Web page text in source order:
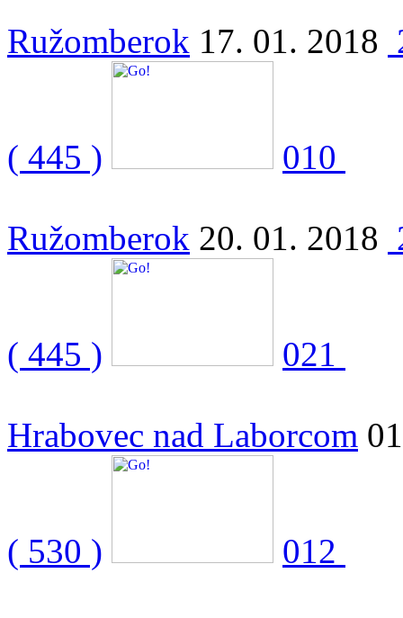
Ružomberok 17. 01. 2018
( 445 ) 010
Ružomberok 20. 01. 2018
( 445 ) 021
Hrabovec nad Laborcom
( 530 ) 012